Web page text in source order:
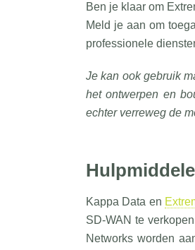
Ben je klaar om
Meld je aan om
professionele
Je kan ook gebruik
het ontwerpen en
echter verreweg de
Kappa Data en
SD-WAN te
Networks worden